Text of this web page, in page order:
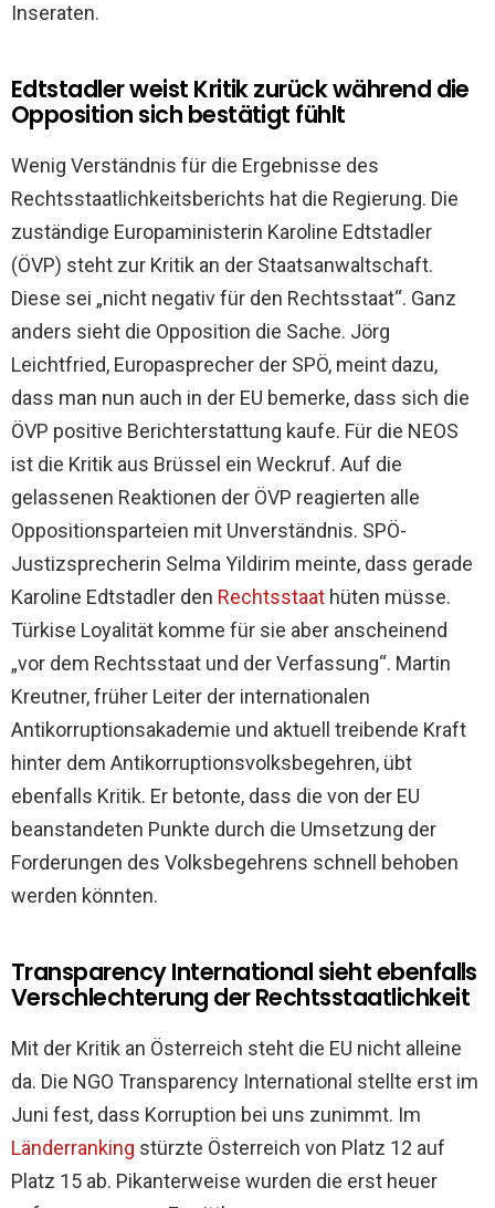
Inseraten.
Edtstadler weist Kritik zurück während die
Opposition sich bestätigt fühlt
Wenig Verständnis für die Ergebnisse des
Rechtsstaatlichkeitsberichts hat die Regierung. Die
zuständige Europaministerin Karoline Edtstadler
(ÖVP) steht zur Kritik an der Staatsanwaltschaft.
Diese sei „nicht negativ für den Rechtsstaat“. Ganz
anders sieht die Opposition die Sache. Jörg
Leichtfried, Europasprecher der SPÖ, meint dazu,
dass man nun auch in der EU bemerke, dass sich die
ÖVP positive Berichterstattung kaufe. Für die NEOS
ist die Kritik aus Brüssel ein Weckruf. Auf die
gelassenen Reaktionen der ÖVP reagierten alle
Oppositionsparteien mit Unverständnis. SPÖ-
Justizsprecherin Selma Yildirim meinte, dass gerade
Karoline Edtstadler den Rechtsstaat hüten müsse.
Türkise Loyalität komme für sie aber anscheinend
„vor dem Rechtsstaat und der Verfassung“. Martin
Kreutner, früher Leiter der internationalen
Antikorruptionsakademie und aktuell treibende Kraft
hinter dem Antikorruptionsvolksbegehren, übt
ebenfalls Kritik. Er betonte, dass die von der EU
beanstandeten Punkte durch die Umsetzung der
Forderungen des Volksbegehrens schnell behoben
werden könnten.
Transparency International sieht ebenfalls
Verschlechterung der Rechtsstaatlichkeit
Mit der Kritik an Österreich steht die EU nicht alleine
da. Die NGO Transparency International stellte erst im
Juni fest, dass Korruption bei uns zunimmt. Im
Länderranking stürzte Österreich von Platz 12 auf
Platz 15 ab. Pikanterweise wurden die erst heuer